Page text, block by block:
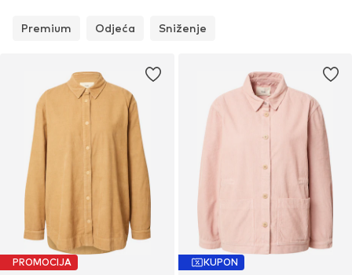
Premium Odjeća Sniženje
PROMOCIJA KUPON